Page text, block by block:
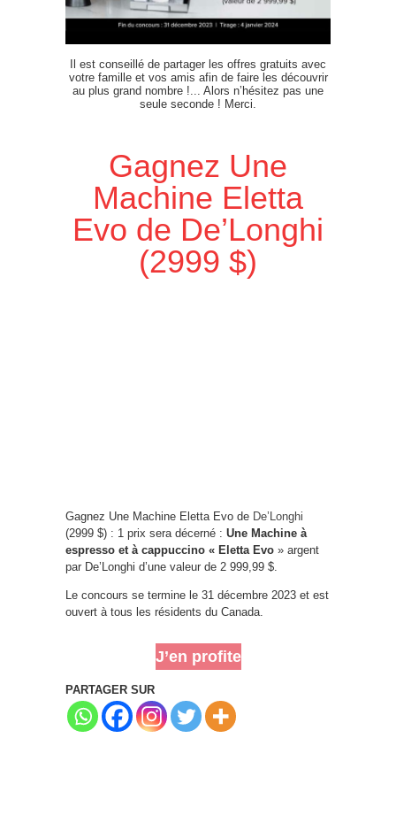
Il est conseillé de partager les offres gratuits avec
votre famille et vos amis afin de faire les découvrir
au plus grand nombre !... Alors n’hésitez pas une
seule seconde ! Merci.
Gagnez Une
Machine Eletta
Evo de De’Longhi
(2999 $)
Gagnez Une Machine Eletta Evo de De’Longhi
(2999 $) : 1 prix sera décerné : Une Machine à
espresso et à cappuccino « Eletta Evo » argent
par De’Longhi d’une valeur de 2 999,99 $.
Le concours se termine le 31 décembre 2023 et est
ouvert à tous les résidents du Canada.
J’en profite
PARTAGER SUR